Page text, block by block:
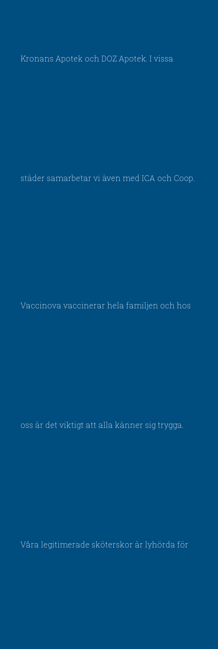
Kronans Apotek och DOZ Apotek. I vissa
städer samarbetar vi även med ICA och Coop.
Vaccinova vaccinerar hela familjen och hos
oss är det viktigt att alla känner sig trygga.
Våra legitimerade sköterskor är lyhörda för